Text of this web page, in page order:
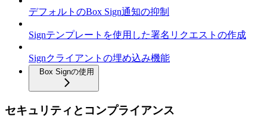
デフォルトのBox Sign通知の抑制
Signテンプレートを使用した署名リクエストの作成
Signクライアントの埋め込み機能
Box Signの使用
セキュリティとコンプライアンス